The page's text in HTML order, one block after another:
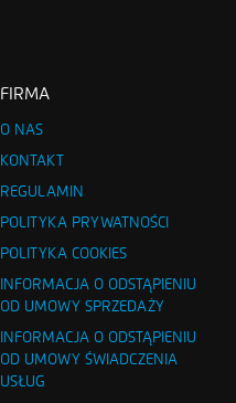
FIRMA
O NAS
KONTAKT
REGULAMIN
POLITYKA PRYWATNOŚCI
POLITYKA COOKIES
INFORMACJA O ODSTĄPIENIU
OD UMOWY SPRZEDAŻY
INFORMACJA O ODSTĄPIENIU
OD UMOWY ŚWIADCZENIA
USŁUG